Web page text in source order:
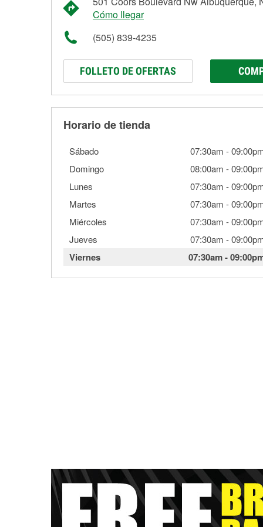
Cómo llegar
(505) 839-4235
FOLLETO DE OFERTAS
Horario de tienda
Sábado 07:30am -
Domingo
08:00am -
Lunes
07:30am -
Martes
07:30am -
Miércoles
07:30am -
Jueves
07:30am -
Viernes 07:30am-